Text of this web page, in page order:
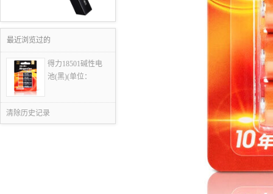
最近浏览过的
得力18501碱性电
池(黑)(单位：
清除历史记录